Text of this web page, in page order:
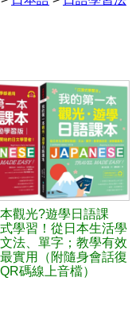
觀光?遊學日語課
學習！從日本生活學
法、單字；教學有效
實用（附隨身會話復
碼線上音檔）